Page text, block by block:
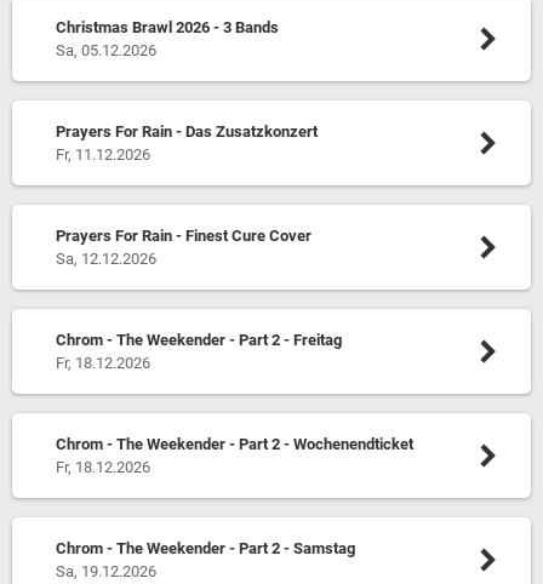
Christmas Brawl 2026 - 3 Bands
Sa, 05.12.2026
Prayers For Rain - Das Zusatzkonzert
Fr, 11.12.2026
Prayers For Rain - Finest Cure Cover
Sa, 12.12.2026
Chrom - The Weekender - Part 2 - Freitag
Fr, 18.12.2026
Chrom - The Weekender - Part 2 - Wochenendticket
Fr, 18.12.2026
Chrom - The Weekender - Part 2 - Samstag
Sa, 19.12.2026